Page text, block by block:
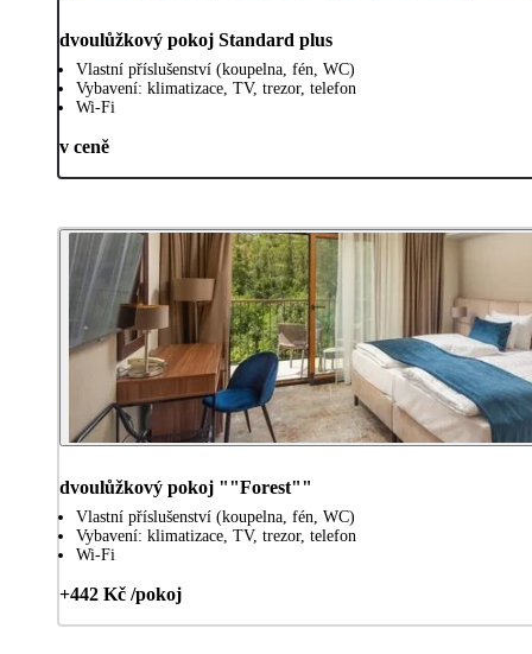
dvoulůžkový pokoj Standard plus
Vlastní příslušenství (koupelna, fén, WC)
Vybavení: klimatizace, TV, trezor, telefon
Wi-Fi
v ceně
dvoulůžkový pokoj ""Forest""
Vlastní příslušenství (koupelna, fén, WC)
Vybavení: klimatizace, TV, trezor, telefon
Wi-Fi
+442 Kč /pokoj